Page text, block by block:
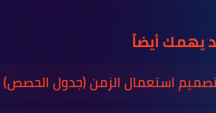
يهمك أيضاً
تصميم استعمال الزمن (جدول الحصص)